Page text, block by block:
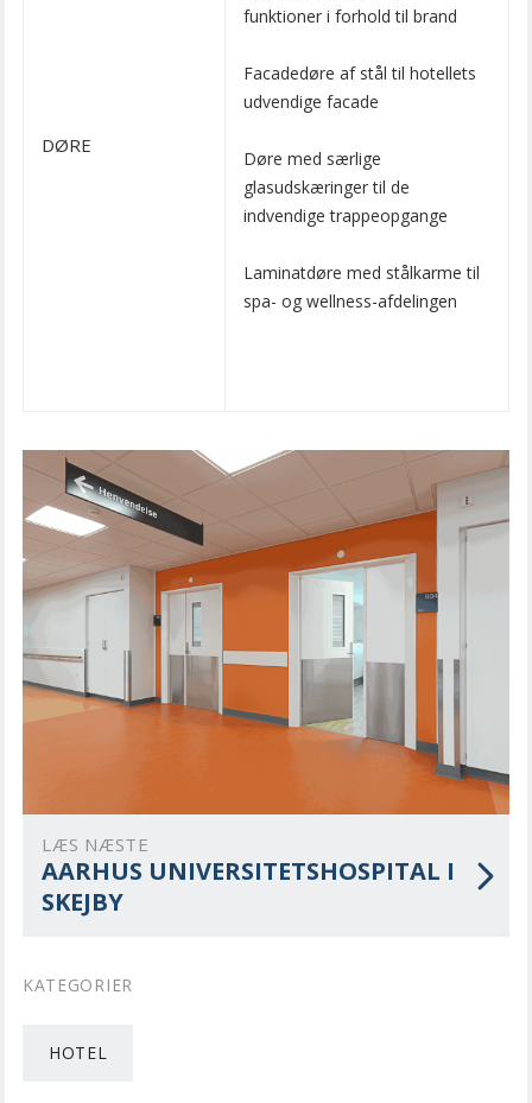
DØRE
funktioner i forhold til brand
Facadedøre af stål til hotellets
udvendige facade
Døre med særlige
glasudskæringer til de
indvendige trappeopgange
Laminatdøre med stålkarme til
spa- og wellness-afdelingen
LÆS NÆSTE
AARHUS UNIVERSITETSHOSPITAL I
SKEJBY
KATEGORIER
HOTEL